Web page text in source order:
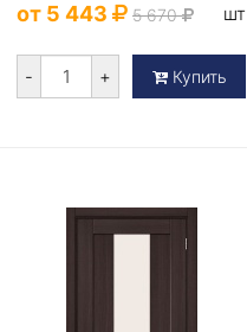
от 5 443 5 670 шт
- + Купить